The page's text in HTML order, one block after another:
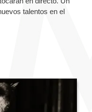
talentos en el